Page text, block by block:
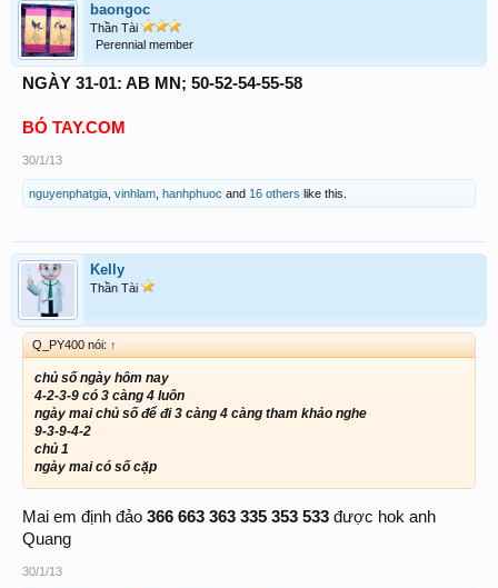
baongoc
Thần Tài
Perennial member
NGÀY 31-01: AB MN; 50-52-54-55-58
BÓ TAY.COM
30/1/13
nguyenphatgia vinhlam hanhphuoc and 16 others like this.
Kelly
Thần Tài
Q_PY400 nói: ↑
chủ số ngày hôm nay
4-2-3-9 có 3 càng 4 luôn
ngày mai chủ số để đi 3 càng 4 càng tham khảo nghe
9-3-9-4-2
chủ 1
ngày mai có số cặp
Mai em định đảo 366 663 363 335 353 533 được hok anh
Quang
30/1/13